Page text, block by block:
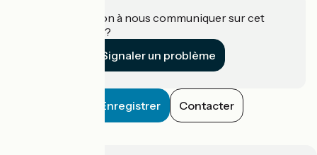
Une information à nous communiquer sur cet
établissement ?
Signaler un problème
Enregistrer Contacter